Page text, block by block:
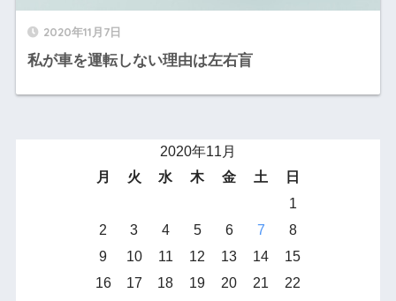
2020年11月7日
私が車を運転しない理由は左右盲
2020年11月
月
火 水 木 金 土
日
1
2
3 4 5 6 7
8
9
10 11 12 13 14
15
16
17 18 19 20 21
22